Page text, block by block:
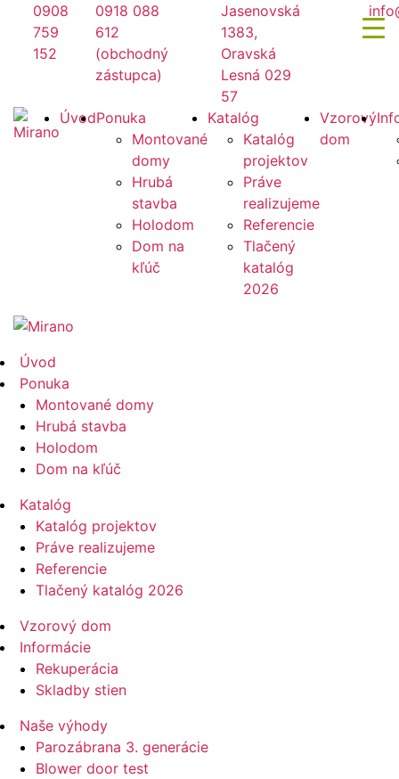
Preskočiť
obsah
0908
759
152
0918 088
612
(obchodný
zástupca)
Jasenovská
1383,
Oravská
Lesná 029
57
Mirano
ÚvodPonuka
Montované
domy
Hrubá
stavba
Holodom
Dom na
kľúč
Katalóg
Katalóg
projektov
Práve
realizujeme
Referencie
Tlačený
katalóg
2026
Vzorový
dom
Úvod
Ponuka
Montované domy
Hrubá stavba
Holodom
Dom na kľúč
Katalóg
Katalóg projektov
Práve realizujeme
Referencie
Tlačený katalóg 2026
Vzorový dom
Informácie
Rekuperácia
Skladby stien
Naše výhody
Parozábrana 3. generácie
Blower door test